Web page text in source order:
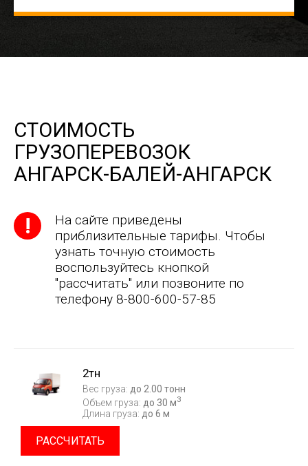
СТОИМОСТЬ
ГРУЗОПЕРЕВОЗОК
АНГАРСК-БАЛЕЙ-АНГАРСК
На сайте приведены
приблизительные тарифы. Чтобы
узнать точную стоимость
воспользуйтесь кнопкой
"рассчитать" или позвоните по
телефону 8-800-600-57-85
2тн
Вес груза: до 2.00 тонн
Объем груза: до 30 м3
Длина груза: до 6 м
РАССЧИТАТЬ